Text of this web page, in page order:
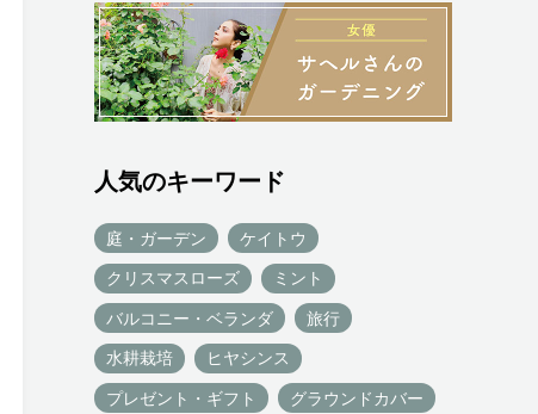
人気のキーワード
庭・ガーデン ケイトウ
クリスマスローズ ミント
バルコニー・ベランダ 旅行
水耕栽培 ヒヤシンス
プレゼント・ギフト グラウンドカバー